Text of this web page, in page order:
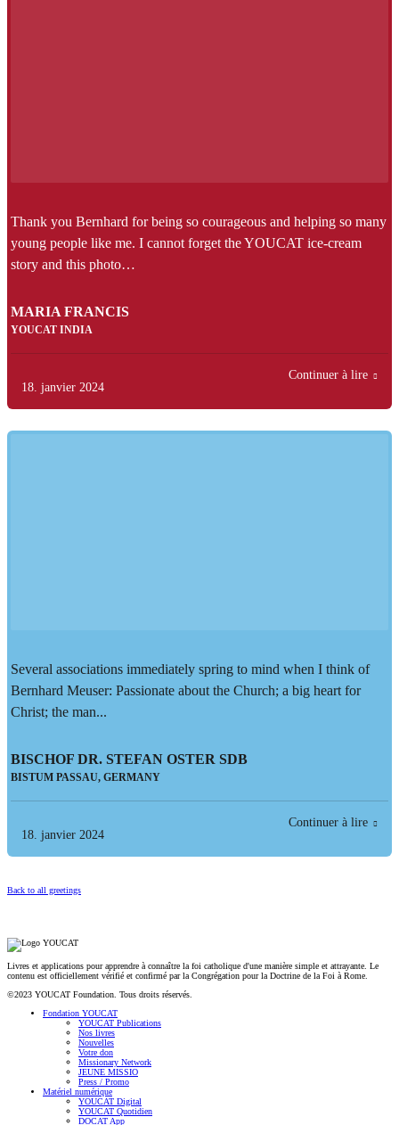
Thank you Bernhard for being so courageous and helping so many
young people like me. I cannot forget the YOUCAT ice-cream
story and this photo…
MARIA FRANCIS
YOUCAT INDIA
18. janvier 2024
Continuer à lire
Several associations immediately spring to mind when I think of
Bernhard Meuser: Passionate about the Church; a big heart for
Christ; the man...
BISCHOF DR. STEFAN OSTER SDB
BISTUM PASSAU, GERMANY
18. janvier 2024
Continuer à lire
Back to all greetings
Livres et applications pour apprendre à connaître la foi catholique d'une manière simple et attrayante. Le
contenu est officiellement vérifié et confirmé par la Congrégation pour la Doctrine de la Foi à Rome.
©2023 YOUCAT Foundation. Tous droits réservés.
Fondation YOUCAT
YOUCAT Publications
Nos livres
Nouvelles
Votre don
Missionary Network
JEUNE MISSIO
Press / Promo
Matériel numérique
YOUCAT Digital
YOUCAT Quotidien
DOCAT App